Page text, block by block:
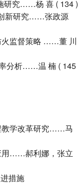
研究……杨 喜 ( 134 )
新研究……张政源
火监督策略 ……董 川
分析……温 楠 ( 145
教学改革研究……马
用……郝利娜，张立
措施